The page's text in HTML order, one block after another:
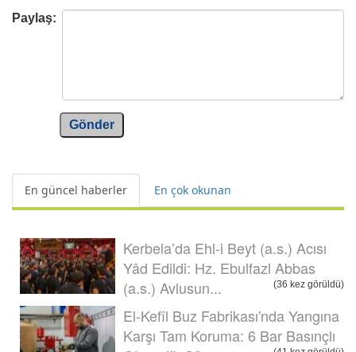
Paylaş:
Gönder
En güncel haberler En çok okunan
Kerbela’da Ehl-i Beyt (a.s.) Acısı
Yâd Edildi: Hz. Ebulfazl Abbas
(a.s.) Avlusun...
(36 kez görüldü)
El-Kefîl Buz Fabrikası'nda Yangına
Karşı Tam Koruma: 6 Bar Basınçlı